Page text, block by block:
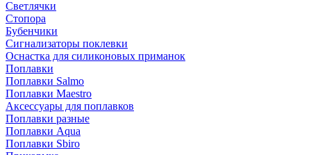
Светлячки
Стопора
Бубенчики
Сигнализаторы поклевки
Оснастка для силиконовых приманок
Поплавки
Поплавки Salmo
Поплавки Maestro
Аксессуары для поплавков
Поплавки разные
Поплавки Aqua
Поплавки Sbiro